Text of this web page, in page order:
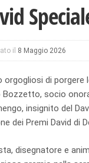
il 8 Maggio 2026
orgogliosi di
Bozzetto, socio
insignito del
dei Premi David di
disegnatore e